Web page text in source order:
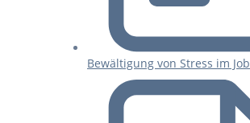
Bewältigung von Stress im Job